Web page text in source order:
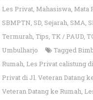
Les Privat, Mahasiswa, Mata
SBMPTN, SD, Sejarah, SMA,
Termurah, Tips, TK / PAUD,
Umbulharjo
Tagged
Rumah, Les Privat calistung
Privat di Jl. Veteran Datang
Veteran Datang ke Rumah,